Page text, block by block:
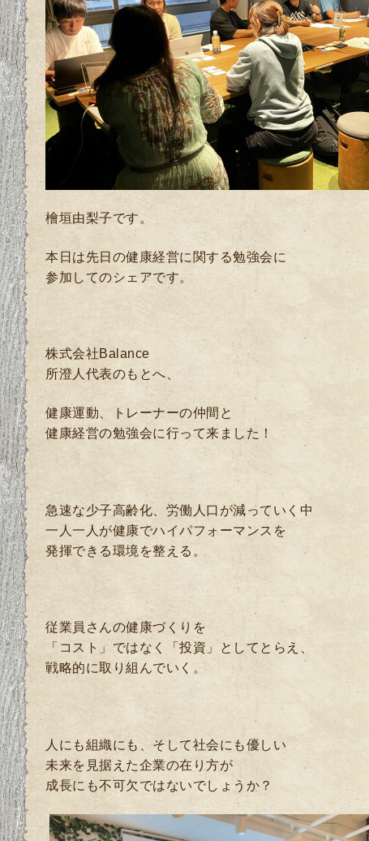
檜垣由梨子です。
本日は先日の健康経営に関する勉強会に
参加してのシェアです。
株式会社Balance
所澄人代表のもとへ、
健康運動、トレーナーの仲間と
健康経営の勉強会に行って来ました！
急速な少子高齢化、労働人口が減っていく中
一人一人が健康でハイパフォーマンスを
発揮できる環境を整える。
従業員さんの健康づくりを
「コスト」ではなく「投資」としてとらえ、
戦略的に取り組んでいく。
人にも組織にも、そして社会にも優しい
未来を見据えた企業の在り方が
成長にも不可欠ではないでしょうか？